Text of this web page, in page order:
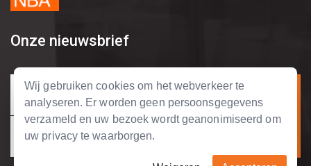
Wij gebruiken cookies om het webverkeer te
analyseren. Er worden geen persoonsgegevens
verzameld en uw bezoek wordt geanonimiseerd om
uw privacy te waarborgen.
Onze nieuwsbrief